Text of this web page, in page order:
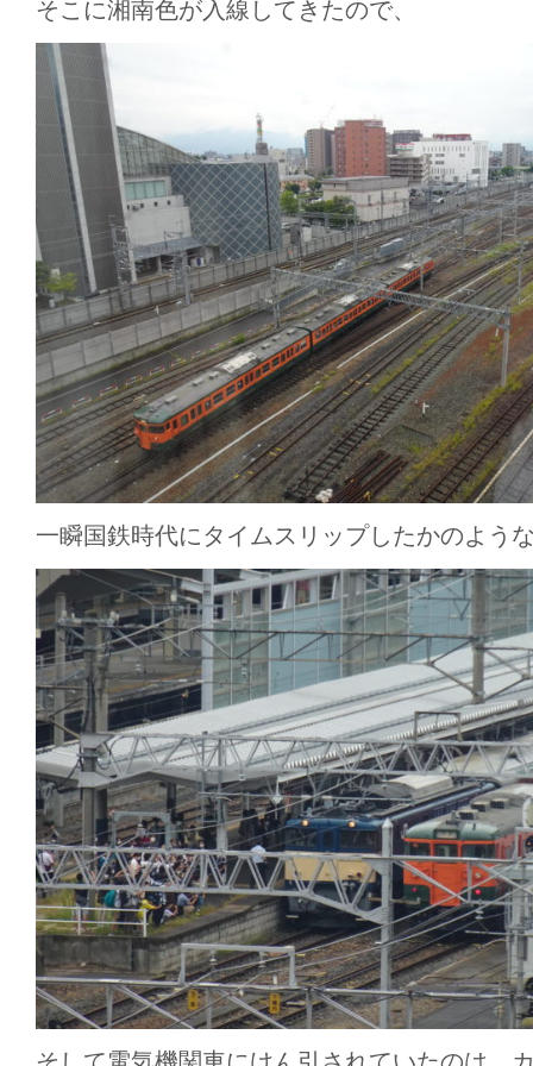
そこに湘南色が入線してきたので、
一瞬国鉄時代にタイムスリップしたかのよう